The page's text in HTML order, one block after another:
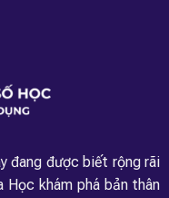
đang được biết rộng rãi
khám phá bản thân